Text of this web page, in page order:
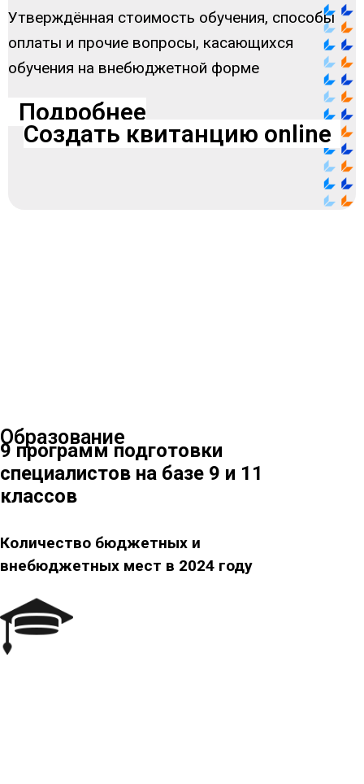
Утверждённая стоимость обучения, способы
оплаты и прочие вопросы, касающихся
обучения на внебюджетной форме
Подробнее
Создать квитанцию online
Образование
9 программ подготовки
специалистов на базе 9 и 11
классов
Количество бюджетных и
внебюджетных мест в 2024 году